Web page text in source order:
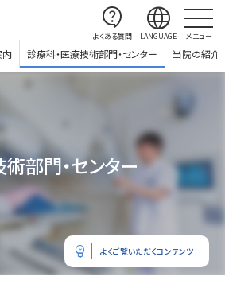
診療科・医療技術部門・センター 当院の紹介
contact_support
よくある質問
language
LANGUAGE メニュー
部門・センター
emoji_objects よくご覧いただくコンテンツ